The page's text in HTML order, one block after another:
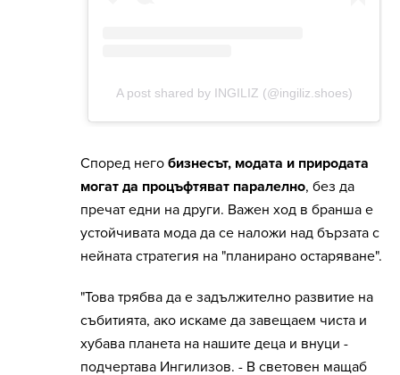
Според него бизнесът, модата и природата
могат да процъфтяват паралелно, без да
пречат едни на други. Важен ход в бранша е
устойчивата мода да се наложи над бързата с
нейната стратегия на "планирано остаряване".
"Това трябва да е задължително развитие на
събитията, ако искаме да завещаем чиста и
хубава планета на нашите деца и внуци -
подчертава Ингилизов. - В световен мащаб